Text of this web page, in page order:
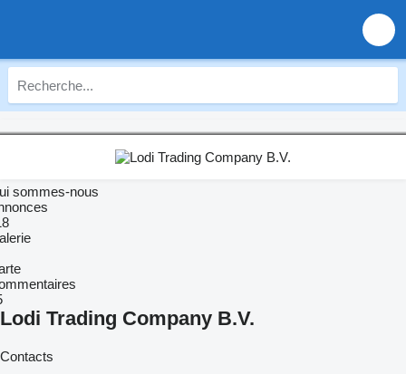
sommes-nous
Lodi Trading Company B.V.
Contacts